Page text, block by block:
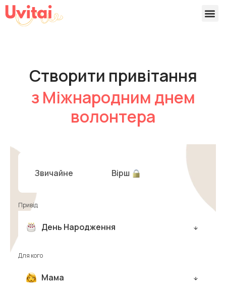
Створити привітання
з Міжнародним днем
волонтера
Звичайне Вірш
Привід
День Народження
Для кого
Мама